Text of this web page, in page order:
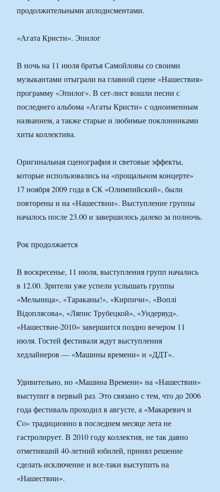
продолжительными аплодисментами.
«Агата Кристи». Эпилог
В ночь на 11 июля братья Самойловы со своими
музыкантами отыграли на главной сцене «Нашествия»
программу «Эпилог». В сет-лист вошли песни с
последнего альбома «Агаты Кристи» с одноименным
названием, а также старые и любимые поклонниками
хиты коллектива.
Оригинальная сценография и световые эффекты,
которые использовались на «прощальном концерте»
17 ноября 2009 года в СК «Олимпийский», были
повторены и на «Нашествии». Выступление группы
началось после 23.00 и завершилось далеко за полночь.
Рок продолжается
В воскресенье, 11 июля, выступления групп начались
в 12.00. Зрители уже успели услышать группы
«Мельница», «Тараканы!», «Кирпичи», «Воплi
Вiдоплясова», «Ляпис Трубецкой», «Ундервуд».
«Нашествие-2010» завершится поздно вечером 11
июля. Гостей фестиваля ждут выступления
хедлайнеров — «Машины времени» и «ДДТ».
Удивительно, но «Машина Времени» на «Нашествии»
выступит в первый раз. Это связано с тем, что до 2006
года фестиваль проходил в августе, а «Макаревич и
Co» традиционно в последнем месяце лета не
гастролирует. В 2010 году коллектив, не так давно
отметивший 40-летний юбилей, принял решение
сделать исключение и все-таки выступить на
«Нашествии».